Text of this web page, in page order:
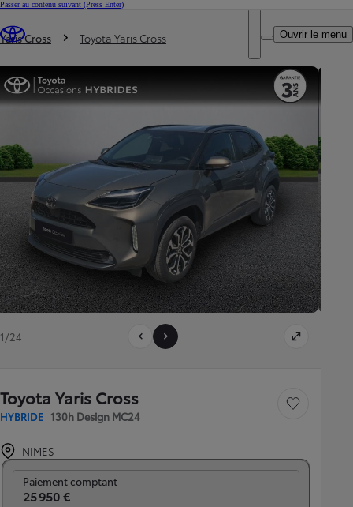
Passer au contenu suivant (Press Enter)
Trouvez un partenaire Toyota
DEALER NAME
Ouvrir le menu
Vous êtes ici
Yaris Cross Toyota Yaris Cross
1/24
Toyota Yaris Cross
HYBRIDE 130h Design MC24
Sauvegarder le
NIMES
Paiement comptant
25 950 €